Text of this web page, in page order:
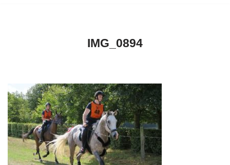
IMG_0894